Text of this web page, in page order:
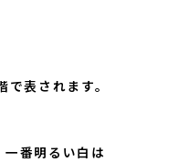
表されます。
番明るい白は